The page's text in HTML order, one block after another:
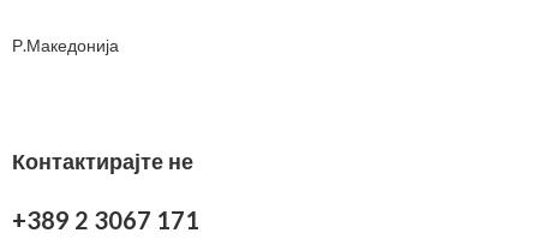
Р.Македонија
Контактирајте не
+389 2 3067 171